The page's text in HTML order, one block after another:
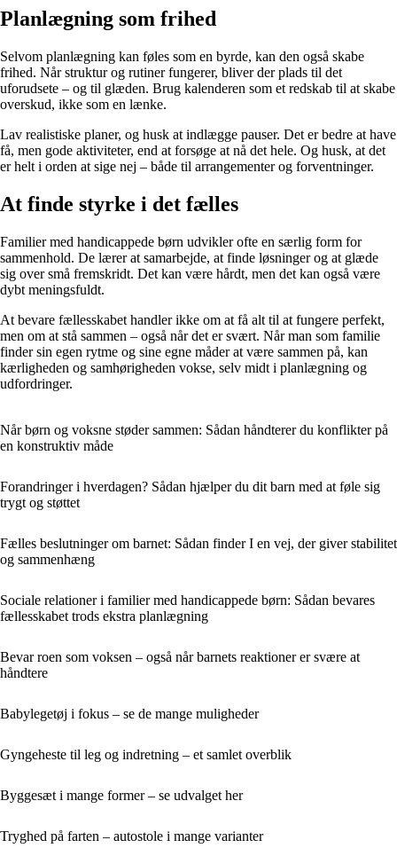
Planlægning som frihed
Selvom planlægning kan føles som en byrde, kan den også skabe
frihed. Når struktur og rutiner fungerer, bliver der plads til det
uforudsete – og til glæden. Brug kalenderen som et redskab til at skabe
overskud, ikke som en lænke.
Lav realistiske planer, og husk at indlægge pauser. Det er bedre at have
få, men gode aktiviteter, end at forsøge at nå det hele. Og husk, at det
er helt i orden at sige nej – både til arrangementer og forventninger.
At finde styrke i det fælles
Familier med handicappede børn udvikler ofte en særlig form for
sammenhold. De lærer at samarbejde, at finde løsninger og at glæde
sig over små fremskridt. Det kan være hårdt, men det kan også være
dybt meningsfuldt.
At bevare fællesskabet handler ikke om at få alt til at fungere perfekt,
men om at stå sammen – også når det er svært. Når man som familie
finder sin egen rytme og sine egne måder at være sammen på, kan
kærligheden og samhørigheden vokse, selv midt i planlægning og
udfordringer.
Når børn og voksne støder sammen: Sådan håndterer du konflikter på
en konstruktiv måde
Forandringer i hverdagen? Sådan hjælper du dit barn med at føle sig
trygt og støttet
Fælles beslutninger om barnet: Sådan finder I en vej, der giver stabilitet
og sammenhæng
Sociale relationer i familier med handicappede børn: Sådan bevares
fællesskabet trods ekstra planlægning
Bevar roen som voksen – også når barnets reaktioner er svære at
håndtere
Babylegetøj i fokus – se de mange muligheder
Gyngeheste til leg og indretning – et samlet overblik
Byggesæt i mange former – se udvalget her
Tryghed på farten – autostole i mange varianter